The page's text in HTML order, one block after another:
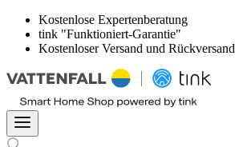
Kostenlose Expertenberatung
tink "Funktioniert-Garantie"
Kostenloser Versand und Rückversand